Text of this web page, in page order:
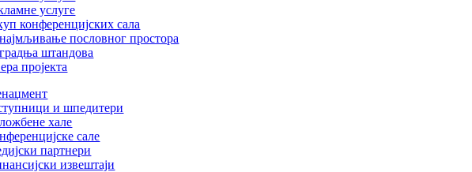
услуге
конференцијских сала
пословног простора
штандова
пројекта
и шпедитери
хале
сале
партнери
извештаји